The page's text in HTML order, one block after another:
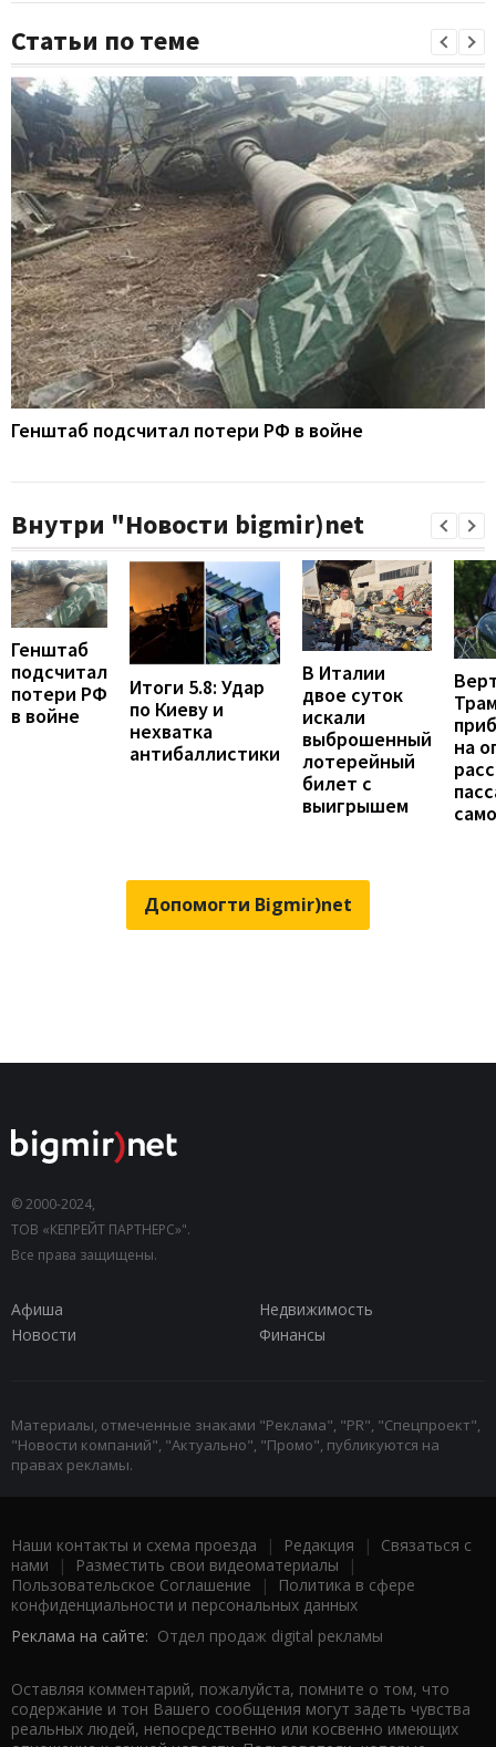
Статьи по теме
Генштаб подсчитал потери РФ в войне
Внутри "Новости bigmir)net
Генштаб
подсчитал
потери РФ
в войне
Итоги 5.8: Удар
по Киеву и
нехватка
антибаллистики
В Италии
двое суток
искали
выброшенный
лотерейный
билет с
выигрышем
на
Допомогти Bigmir)net
© 2000-2024,
ТОВ «КЕПРЕЙТ ПАРТНЕРС»".
Все права защищены.
Афиша
Недвижимость
Новости
Финансы
Материалы, отмеченные знаками "Реклама", "PR", "Спецпроект",
"Новости компаний", "Актуально", "Промо", публикуются на
правах рекламы.
Наши контакты и схема проезда | Редакция | Связаться с
нами | Разместить свои видеоматериалы |
Пользовательское Соглашение |
Политика в сфере
конфиденциальности и персональных данных
Реклама на сайте: Отдел продаж digital рекламы
Оставляя комментарий, пожалуйста, помните о том, что
содержание и тон Вашего сообщения могут задеть чувства
реальных людей, непосредственно или косвенно имеющих